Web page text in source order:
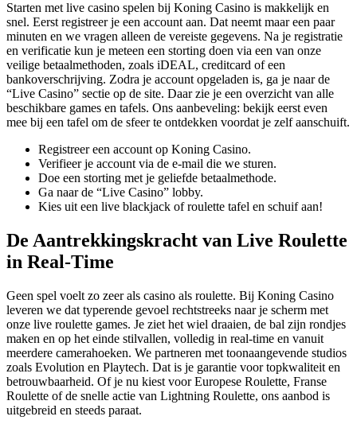
Starten met live casino spelen bij Koning Casino is makkelijk en
snel. Eerst registreer je een account aan. Dat neemt maar een paar
minuten en we vragen alleen de vereiste gegevens. Na je registratie
en verificatie kun je meteen een storting doen via een van onze
veilige betaalmethoden, zoals iDEAL, creditcard of een
bankoverschrijving. Zodra je account opgeladen is, ga je naar de
“Live Casino” sectie op de site. Daar zie je een overzicht van alle
beschikbare games en tafels. Ons aanbeveling: bekijk eerst even
mee bij een tafel om de sfeer te ontdekken voordat je zelf aanschuift.
Registreer een account op Koning Casino.
Verifieer je account via de e-mail die we sturen.
Doe een storting met je geliefde betaalmethode.
Ga naar de “Live Casino” lobby.
Kies uit een live blackjack of roulette tafel en schuif aan!
De Aantrekkingskracht van Live Roulette
in Real-Time
Geen spel voelt zo zeer als casino als roulette. Bij Koning Casino
leveren we dat typerende gevoel rechtstreeks naar je scherm met
onze live roulette games. Je ziet het wiel draaien, de bal zijn rondjes
maken en op het einde stilvallen, volledig in real-time en vanuit
meerdere camerahoeken. We partneren met toonaangevende studios
zoals Evolution en Playtech. Dat is je garantie voor topkwaliteit en
betrouwbaarheid. Of je nu kiest voor Europese Roulette, Franse
Roulette of de snelle actie van Lightning Roulette, ons aanbod is
uitgebreid en steeds paraat.